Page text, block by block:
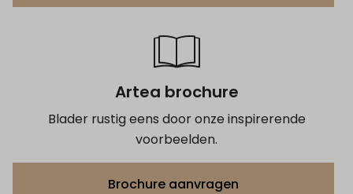
Artea brochure
Blader rustig eens door onze inspirerende
voorbeelden.
Brochure aanvragen